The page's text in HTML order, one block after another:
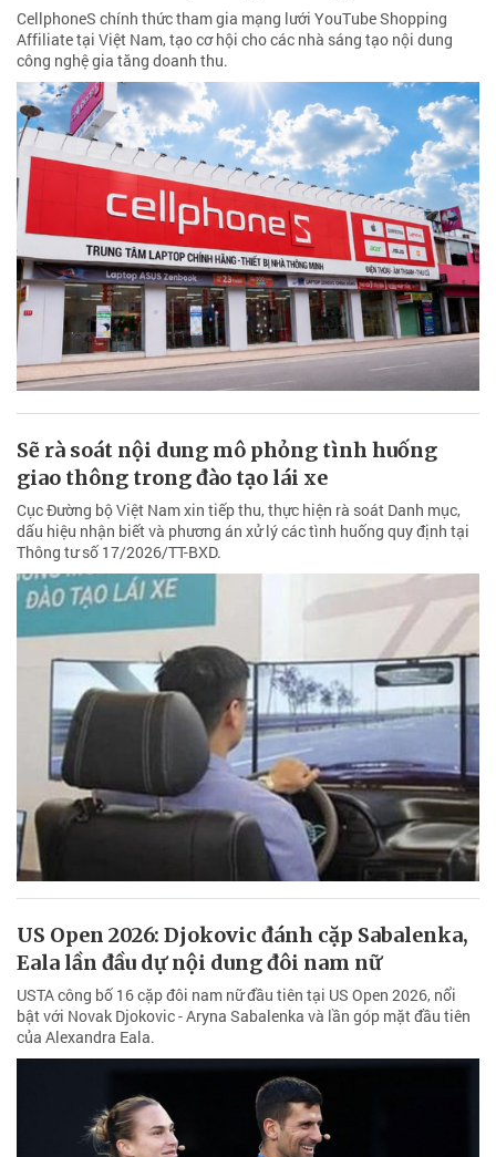
CellphoneS chính thức tham gia mạng lưới YouTube Shopping
Affiliate tại Việt Nam, tạo cơ hội cho các nhà sáng tạo nội dung
công nghệ gia tăng doanh thu.
Sẽ rà soát nội dung mô phỏng tình huống
giao thông trong đào tạo lái xe
Cục Đường bộ Việt Nam xin tiếp thu, thực hiện rà soát Danh mục,
dấu hiệu nhận biết và phương án xử lý các tình huống quy định tại
Thông tư số 17/2026/TT-BXD.
US Open 2026: Djokovic đánh cặp Sabalenka,
Eala lần đầu dự nội dung đôi nam nữ
USTA công bố 16 cặp đôi nam nữ đầu tiên tại US Open 2026, nổi
bật với Novak Djokovic - Aryna Sabalenka và lần góp mặt đầu tiên
của Alexandra Eala.